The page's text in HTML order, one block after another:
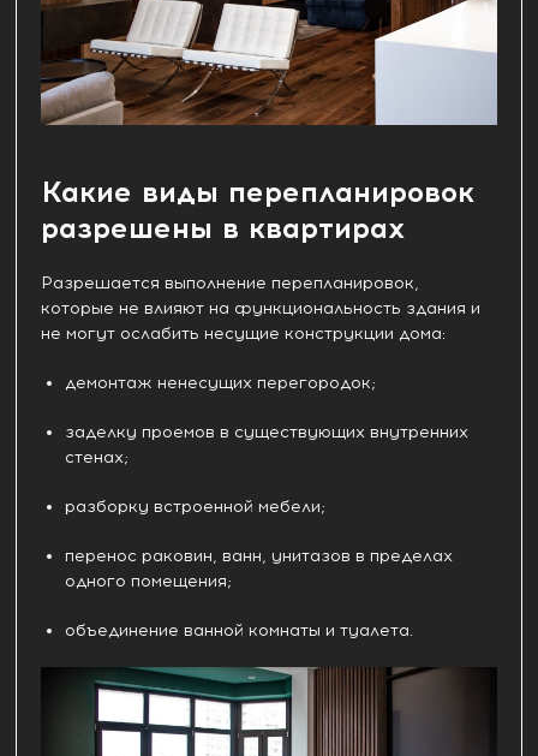
Какие виды перепланировок
разрешены в квартирах
Разрешается выполнение перепланировок,
которые не влияют на функциональность здания и
не могут ослабить несущие конструкции дома:
демонтаж ненесущих перегородок;
заделку проемов в существующих внутренних
стенах;
разборку встроенной мебели;
перенос раковин, ванн, унитазов в пределах
одного помещения;
объединение ванной комнаты и туалета.